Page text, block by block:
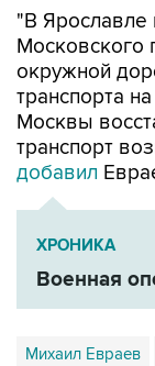
"В Ярославле
Московского
окружной
транспорта
Москвы
транспорт
добавил
ХРОНИКА
Военная
Михаил Евраев